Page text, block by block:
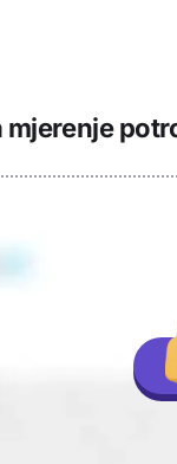
mjerenje